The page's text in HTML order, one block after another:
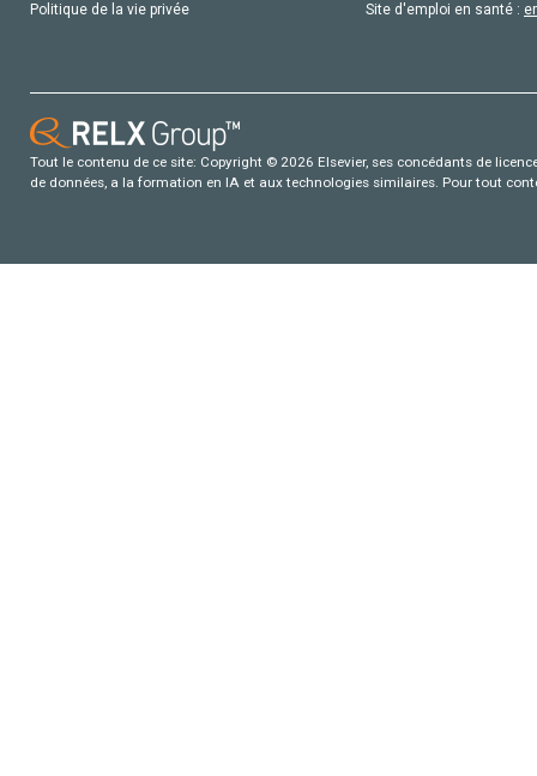
Politique de la vie privée
Site d'emploi en santé :
Tout le contenu de ce site: Copyright © 2026 Elsevier, ses concédants de
de données, a la formation en IA et aux technologies similaires. Pour tout